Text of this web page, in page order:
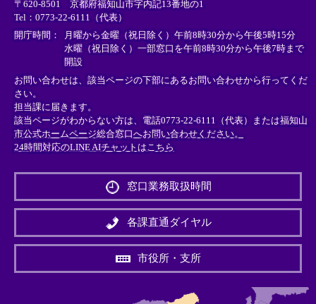
ン
ク
＞
ン
ク
＞
ン
ク
＞
〒620-8501 京都府福知山市字内記13番地の1
Tel：0773-22-6111（代表）
開庁時間：
月曜から金曜（祝日除く）午前8時30分から午後5時15分
水曜（祝日除く）一部窓口を午前8時30分から午後7時まで
開設
お問い合わせは、該当ページの下部にあるお問い合わせから行ってくだ
さい。
担当課に届きます。
該当ページがわからない方は、電話0773-22-6111（代表）または福知山
市公式ホームページ総合窓口へお問い合わせください。
24時間対応のLINE AIチャットはこちら
外
リ
ン
＞
窓口業務取扱時間
各課直通ダイヤル
市役所・支所